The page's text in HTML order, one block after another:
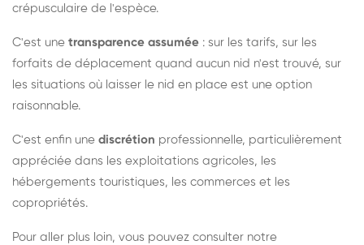
crépusculaire de l'espèce.
C'est une transparence assumée : sur les tarifs, sur les
forfaits de déplacement quand aucun nid n'est trouvé, sur
les situations où laisser le nid en place est une option
raisonnable.
C'est enfin une discrétion professionnelle, particulièrement
appréciée dans les exploitations agricoles, les
hébergements touristiques, les commerces et les
copropriétés.
Pour aller plus loin, vous pouvez consulter notre